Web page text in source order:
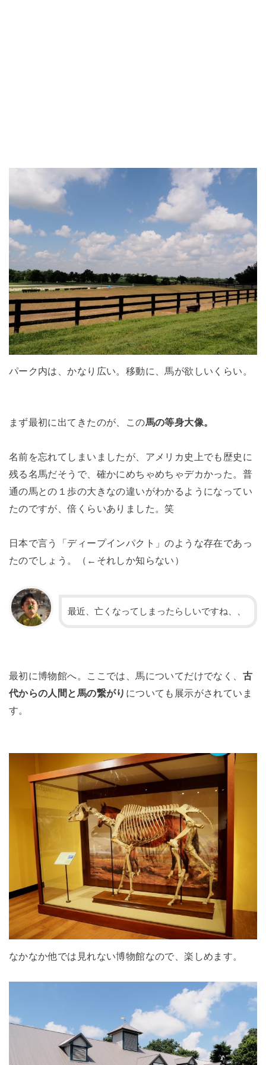
パーク内は、かなり広い。移動に、馬が欲しいくらい。
まず最初に出てきたのが、この馬の等身大像。
名前を忘れてしまいましたが、アメリカ史上でも歴史に
残る名馬だそうで、確かにめちゃめちゃデカかった。普
通の馬との１歩の大きなの違いがわかるようになってい
たのですが、倍くらいありました。笑
日本で言う「ディープインパクト」のような存在であっ
たのでしょう。（←それしか知らない）
最近、亡くなってしまったらしいですね、、
最初に博物館へ。ここでは、馬についてだけでなく、 古
代からの人間と馬の繋がり についても展示がされていま
す。
なかなか他では見れない博物館なので、楽しめます。